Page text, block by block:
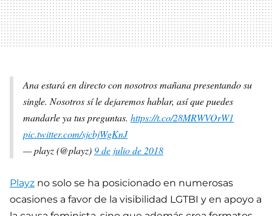
Ana estará en directo con nosotros mañana presentando su
single. Nosotros sí le dejaremos hablar, así que puedes
mandarle ya tus preguntas. https://t.co/28MRWVOrW1
pic.twitter.com/sjcbjWgKnJ
— playz (@playz) 9 de julio de 2018
Playz no solo se ha posicionado en numerosas
ocasiones a favor de la visibilidad LGTBI y en apoyo a